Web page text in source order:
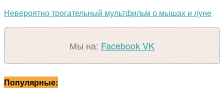
Невероятно трогательный мультфильм о мышах и луне
Мы на: FacebookVK
Популярные: